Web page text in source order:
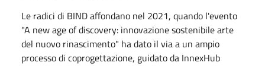
Le radici di BIND affondano nel 2021, quando l'evento
"A new age of discovery: innovazione sostenibile arte
del nuovo rinascimento" ha dato il via a un ampio
processo di coprogettazione, guidato da InnexHub